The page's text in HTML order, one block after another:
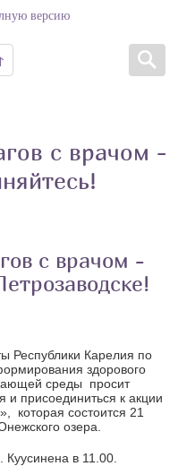
версию
с врачом -
с врачом -
Республики Карелия по
здорового
среды просит
и присоединиться к акции
которая состоится 21
озера.
Куусинена в 11.00.